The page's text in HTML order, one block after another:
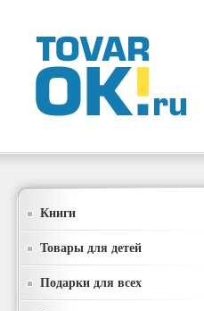
Книги
Товары для детей
Подарки для всех